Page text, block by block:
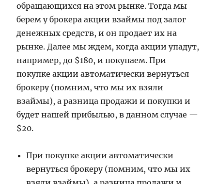
обращающихся на этом рынке. Тогда мы
берем у брокера акции взаймы под залог
денежных средств, и он продает их на
рынке. Далее мы ждем, когда акции упадут,
например, до $180, и покупаем. При
покупке акции автоматически вернуться
брокеру (помним, что мы их взяли
взаймы), а разница продажи и покупки и
будет нашей прибылью, в данном случае —
$20.
При покупке акции автоматически
вернуться брокеру (помним, что мы их